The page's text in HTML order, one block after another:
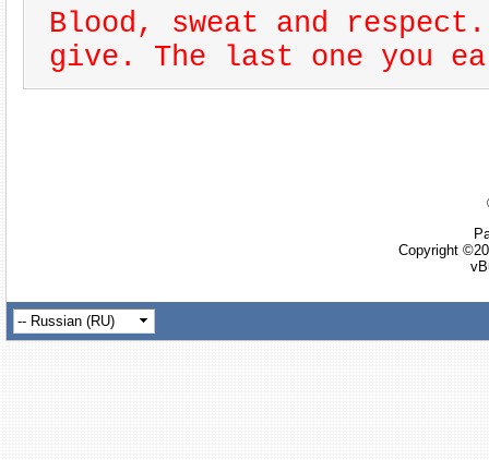
Blood, sweat and
give. The last one you
Copyright